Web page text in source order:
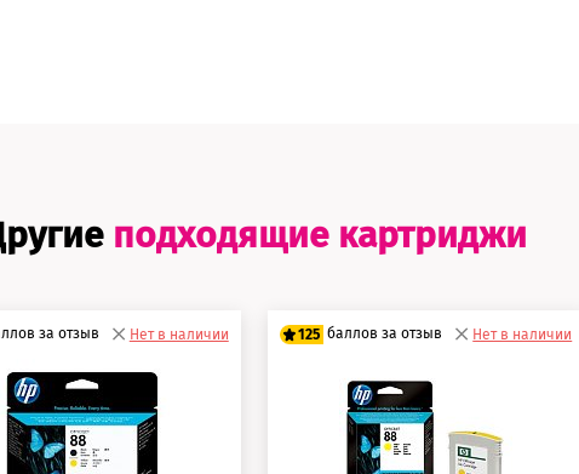
подходящие картриджи
за отзыв Нет в наличии 125 баллов за отзыв
100 баллов
125 баллов
Нет в наличии